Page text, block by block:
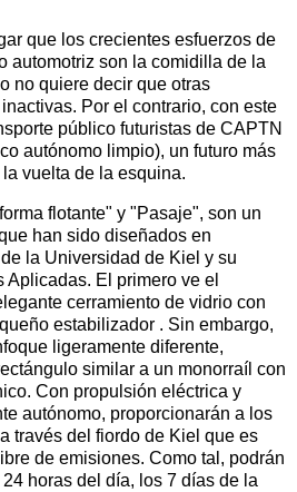
que los crecientes esfuerzos de
automotriz son la comidilla de la
no quiere decir que otras
Por el contrario, con este
público futuristas de CAPTN
autónomo limpio), un futuro más
vuelta de la esquina.
flotante" y "Pasaje", son un
han sido diseñados en
la Universidad de Kiel y su
El primero ve el
cerramiento de vidrio con
estabilizador . Sin embargo,
ligeramente diferente,
similar a un monorraíl con
Con propulsión eléctrica y
autónomo, proporcionarán a los
través del fiordo de Kiel que es
de emisiones. Como tal, podrán
horas del día, los 7 días de la